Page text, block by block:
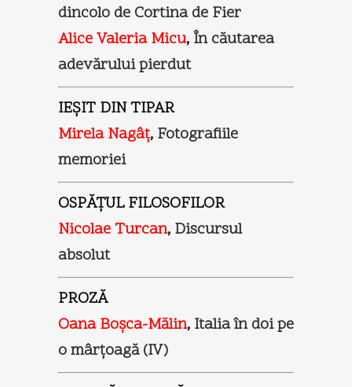
dincolo de Cortina de Fier
Alice Valeria Micu,În căutarea
adevărului pierdut
IEŞIT DIN TIPAR
Mirela Nagâţ, Fotografiile
memoriei
OSPĂŢUL FILOSOFILOR
Nicolae Turcan, Discursul
absolut
PROZĂ
Oana Boşca-Mălin, Italia în doi pe
o mârţoagă (IV)